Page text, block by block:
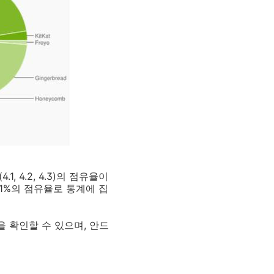
4.2, 4.3)의 점유율이
의 점유율로 통계에 집
확인할 수 있으며, 안드